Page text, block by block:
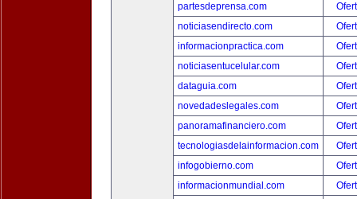
partesdeprensa.com
noticiasendirecto.com
informacionpractica.com
noticiasentucelular.com
dataguia.com
novedadeslegales.com
panoramafinanciero.com
tecnologiasdelainformacion.com
infogobierno.com
informacionmundial.com